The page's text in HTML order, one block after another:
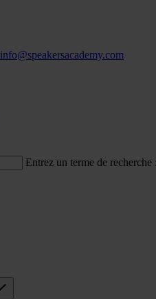
info@speakersacademy.com
Entrez un terme de recherche :